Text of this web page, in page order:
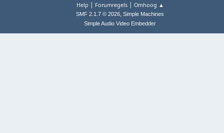
Help | Forumregels| Omhoog ▲
SMF 2.1.7 © 2026, Simple Machines
Simple Audio Video Embedder